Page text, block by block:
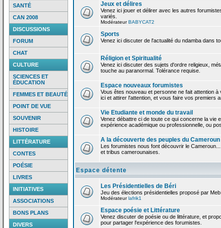
SANTÉ
CAN 2008
DISCUSSIONS
FORUM
CHAT
CULTURE
SCIENCES ET
ÉDUCATION
FEMMES ET BEAUTÉ
POINT DE VUE
SOUVENIR
HISTOIRE
LITTÉRATURE
CONTES
POÉSIE
LIVRES
INITIATIVES
ASSOCIATIONS
BONS PLANS
DIVERS
Jeux et délires
Venez ici jouer et délirer avec les autres
variés.
ModérateurBABYCAT2
Sports
Venez ici discuter de l'actualité du ndamba dans
Réligion et Spiritualité
Venez ici discuter des sujets d'ordre religieux,
touche au paranormal. Tolérance requise.
Espace nouveaux forumistes
Vous êtes nouveau et personne ne fait attention
ici et attirer l'attention, et vous faire vos premiers
Vie Etudiante et monde du travail
Venez débattre ci de toute ce qui concerne la vie
expérience académique ou professionnelle, ou
A la découverte des peuples du Cameroun
Les forumistes nous font découvrir le
et tribus camerounaises.
Espace détente
Les Présidentielles de Béri
Jeu des élections présidentielles proposé par Meb
Modérateurlafrik1
Espace poésie et Littérature
Venez discuter de poésie ou de littérature, et
pour partager l'expérience des forumistes.